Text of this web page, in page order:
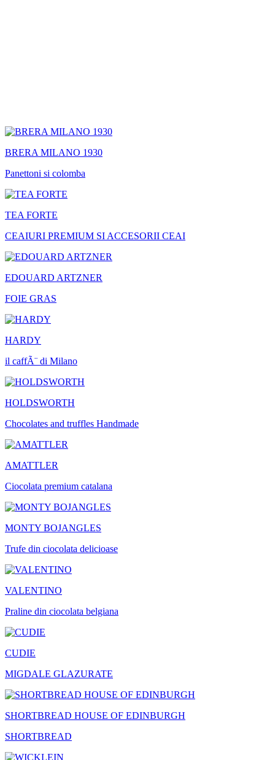
BRERA MILANO 1930
Panettoni si colomba
TEA FORTE
CEAIURI PREMIUM SI ACCESORII CEAI
EDOUARD ARTZNER
FOIE GRAS
HARDY
il caffÃ¨ di Milano
HOLDSWORTH
Chocolates and truffles Handmade
AMATTLER
Ciocolata premium catalana
MONTY BOJANGLES
Trufe din ciocolata delicioase
VALENTINO
Praline din ciocolata belgiana
CUDIE
MIGDALE GLAZURATE
SHORTBREAD HOUSE OF EDINBURGH
SHORTBREAD